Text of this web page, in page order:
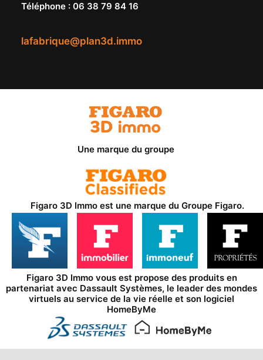
lafabrique@plan3d.immo
Téléphone : 06 38 79 84 16
Une marque du groupe
Figaro 3D Immo est une marque du Groupe Figaro.
Figaro 3D Immo vous est propose des produits en
partenariat avec Dassault Systèmes, le leader des mondes
virtuels au service de la vie réelle et son logiciel
HomeByMe